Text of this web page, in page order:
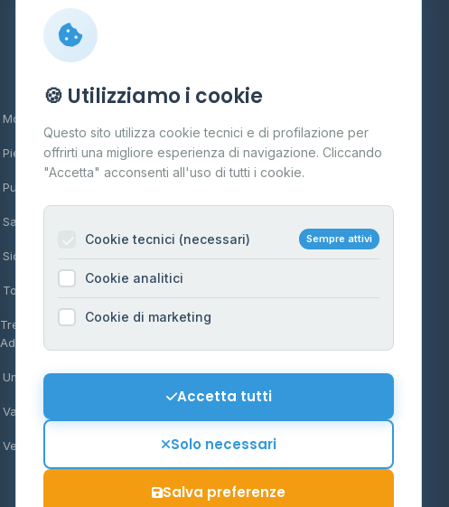
Molise
Piemonte
Puglia
Sardegna
Sicilia
Toscana
Trentino-Alto
Adige
Umbria
Valle d'Aosta
Veneto
Contatti
Per gestori
Informazioni legali
Privacy Policy
Cookie Policy
Mappa del sito
Contattaci
🍪 Utilizziamo i cookie
Questo sito utilizza cookie tecnici e di profilazione per
offrirti una migliore esperienza di navigazione. Cliccando
"Accetta" acconsenti all'uso di tutti i cookie.
Cookie tecnici (necessari) Sempre attivi
Cookie analitici
Cookie di marketing
Accetta tutti
Solo necessari
Salva preferenze